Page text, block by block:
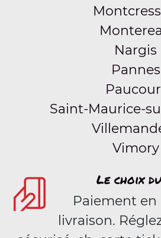
Nargis
Pannes
Saint-Maurice-
Vimory
Le choix
Paiement en
livraison.